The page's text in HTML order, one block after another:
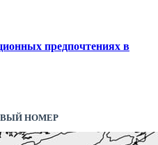
предпочтениях в
НОМЕР